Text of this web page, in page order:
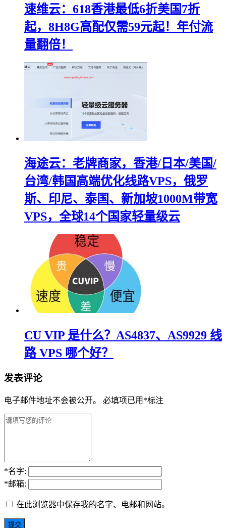
速维云：618香港最低6折美国7折
起，8H8G高配仅需59元起！年付流
量翻倍！
海途云：老牌商家，香港/日本/美国/
台湾/韩国高端优化线路VPS，俄罗
斯、印尼、泰国、新加坡1000M带宽
VPS，全球14个国家轻量级云
CU VIP 是什么？AS4837、AS9929 线
路 VPS 哪个好？
发表评论
电子邮件地址不会被公开。 必填项已用 *标注
*名字:
*邮箱:
在此浏览器中保存我的名字、电邮和网站。